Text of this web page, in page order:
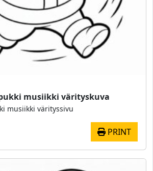
musiikki värityskuva
musiikki värityssivu
PRINT